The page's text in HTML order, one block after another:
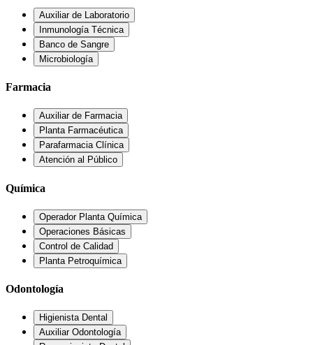
Auxiliar de Laboratorio
Inmunología Técnica
Banco de Sangre
Microbiología
Farmacia
Auxiliar de Farmacia
Planta Farmacéutica
Parafarmacia Clínica
Atención al Público
Química
Operador Planta Química
Operaciones Básicas
Control de Calidad
Planta Petroquímica
Odontología
Higienista Dental
Auxiliar Odontología